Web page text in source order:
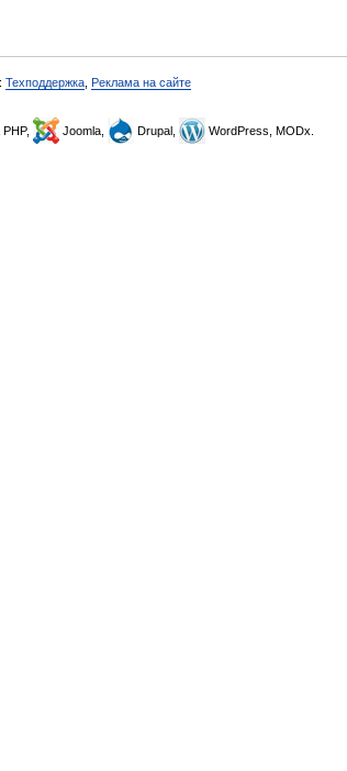
Техподдержка Реклама на сайте
Joomla, Drupal, WordPress, MODx.